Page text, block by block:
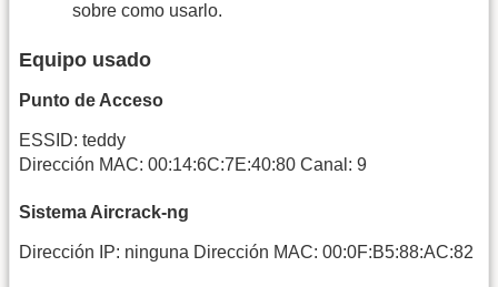
sobre como usarlo.
Equipo usado
Punto de Acceso
ESSID: teddy
Dirección MAC: 00:14:6C:7E:40:80 Canal: 9
Sistema Aircrack-ng
Dirección IP: ninguna Dirección MAC: 00:0F:B5:88:AC:82